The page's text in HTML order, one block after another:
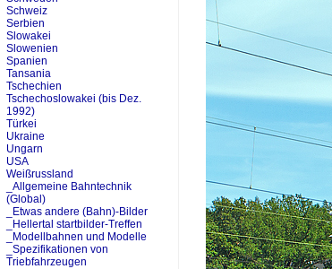
Schweiz
Serbien
Slowakei
Slowenien
Spanien
Tansania
Tschechien
Tschechoslowakei (bis Dez.
1992)
Türkei
Ukraine
Ungarn
USA
Weißrussland
_Allgemeine Bahntechnik
(Global)
_Etwas andere (Bahn)-Bilder
_Hellertal startbilder-Treffen
_Modellbahnen und Modelle
_Spezifikationen von
Triebfahrzeugen